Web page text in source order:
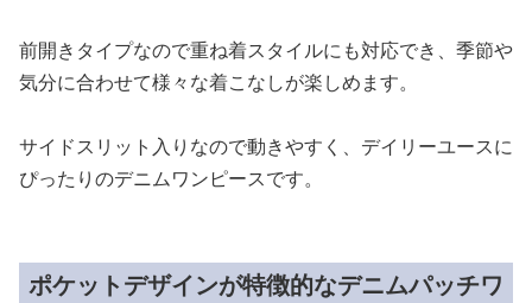
前開きタイプなので重ね着スタイルにも対応でき、季節や
気分に合わせて様々な着こなしが楽しめます。
サイドスリット入りなので動きやすく、デイリーユースに
ぴったりのデニムワンピースです。
ポケットデザインが特徴的なデニムパッチワ